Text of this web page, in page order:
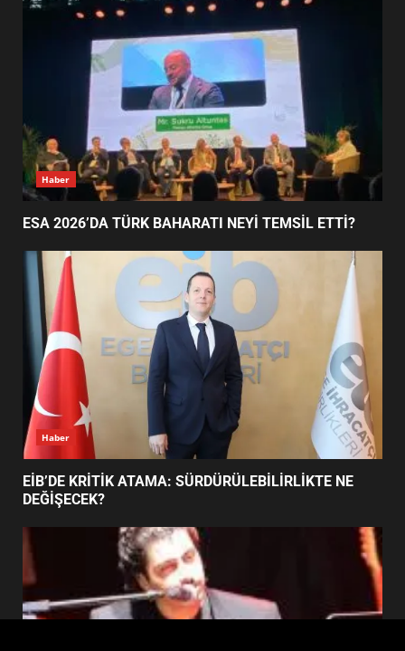
ESA 2026’DA TÜRK BAHARATI
NEYİ TEMSİL ETTİ?
3
EİB’DE KRİTİK ATAMA:
SÜRDÜRÜLEBİLİRLİKTE NE
DEĞİŞECEK?
4
FİNALİNDE NE BAŞARDI?
5
BALIKESİR MÜZELERİNDE SÜRE
UZATILDI: NE DEĞİŞTİ?
BURHANİYE SATRANÇ
TURNUVASI KAYITLARI NEYİ
7
BURHANİYE BELEDİYESPOR’DA
YENİ YÖNETİM NASIL
ŞEKİLLENDİ?
Haber
ESA 2026’DA TÜRK BAHARATI NEYİ TEMSİL ETTİ?
Haber
EİB’DE KRİTİK ATAMA: SÜRDÜRÜLEBİLİRLİKTE NE
DEĞİŞECEK?